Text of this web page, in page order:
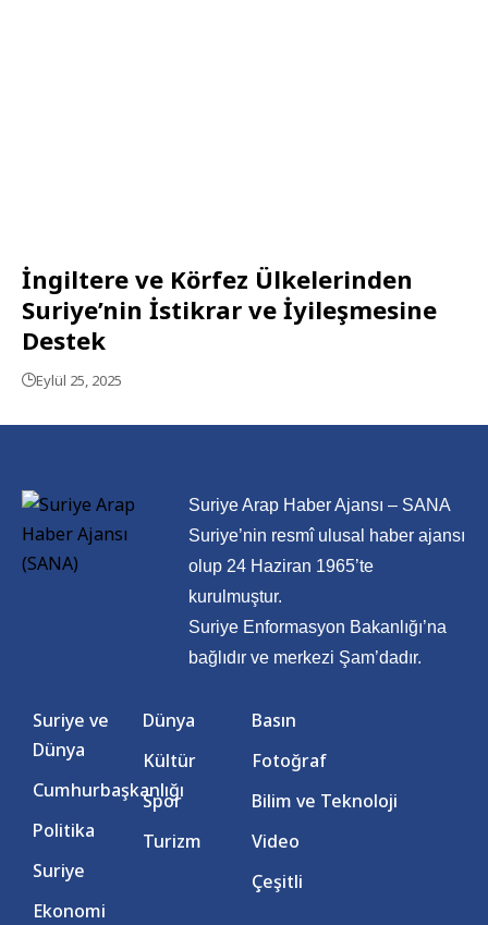
İngiltere ve Körfez Ülkelerinden
Suriye’nin İstikrar ve İyileşmesine
Destek
Eylül 25, 2025
Suriye Arap Haber Ajansı – SANA
Suriye’nin resmî ulusal haber ajansı
olup 24 Haziran 1965’te
kurulmuştur.
Suriye Enformasyon Bakanlığı’na
bağlıdır ve merkezi Şam’dadır.
Suriye ve
Dünya
Cumhurbaşkanlığı
Politika
Suriye
Ekonomi
Dünya
Kültür
Spor
Turizm
Basın
Fotoğraf
Bilim ve Teknoloji
Video
Çeşitli